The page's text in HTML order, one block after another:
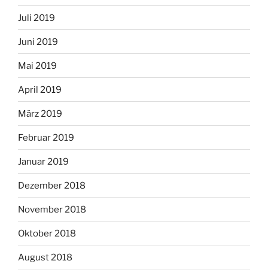
Juli 2019
Juni 2019
Mai 2019
April 2019
März 2019
Februar 2019
Januar 2019
Dezember 2018
November 2018
Oktober 2018
August 2018